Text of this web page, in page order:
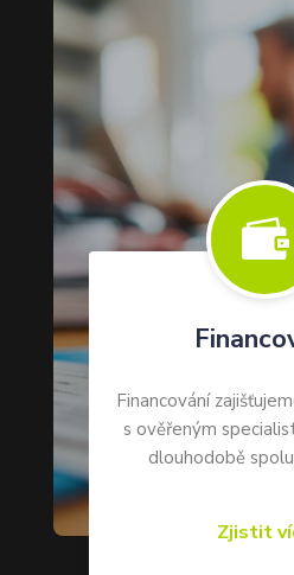

Financování
s ověřeným
dlouhodobě
Zjistit